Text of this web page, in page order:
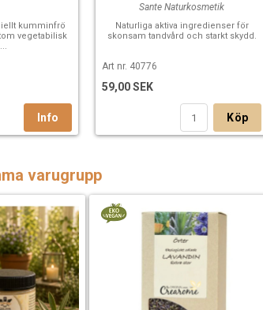
kumminfrö
vegetabilisk
Sante Naturkosmetik
Naturliga aktiva ingredienser för
skonsam tandvård och starkt skydd.
Art nr. 40776
59,00 SEK
Köp
varugrupp